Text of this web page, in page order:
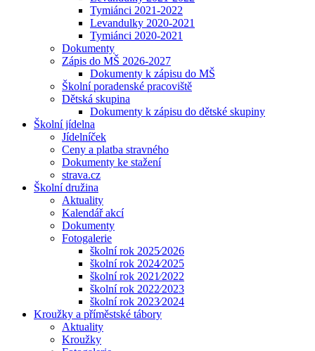
Tymiánci 2021-2022
Levandulky 2020-2021
Tymiánci 2020-2021
Dokumenty
Zápis do MŠ 2026-2027
Dokumenty k zápisu do MŠ
Školní poradenské pracoviště
Dětská skupina
Dokumenty k zápisu do dětské skupiny
Školní jídelna
Jídelníček
Ceny a platba stravného
Dokumenty ke stažení
strava.cz
Školní družina
Aktuality
Kalendář akcí
Dokumenty
Fotogalerie
školní rok 2025⁄2026
školní rok 2024⁄2025
školní rok 2021⁄2022
školní rok 2022⁄2023
školní rok 2023⁄2024
Kroužky a příměstské tábory
Aktuality
Kroužky